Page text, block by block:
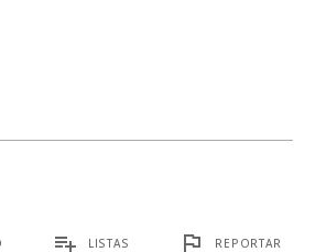
LISTAS REPORTAR